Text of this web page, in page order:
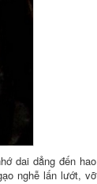
dai dẳng đến hao
nghễ lấn lướt, vỡ